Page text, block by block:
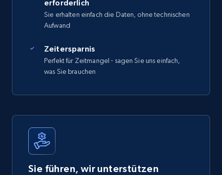
erforderlich
Sie erhalten einfach die Daten, ohne technischen
Aufwand
Zeitersparnis
Perfekt für Zeitmangel - sagen Sie uns einfach,
was Sie brauchen
Sie führen, wir unterstützen